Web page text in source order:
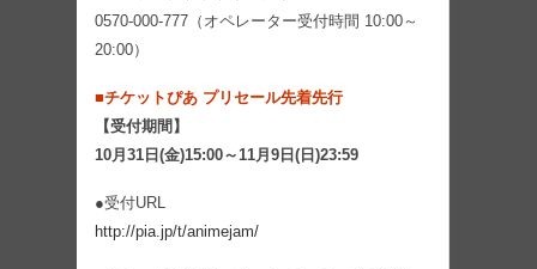
0570-000-777（オペレーター受付時間 10:00～
20:00）
■チケットぴあ プリセール先着先行
【受付期間】
10月31日(金)15:00～11月9日(日)23:59
●受付URL
http://pia.jp/t/animejam/